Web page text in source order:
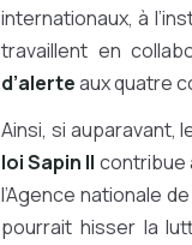
internationaux, à
travaillent en
d’alerteaux quatre
Ainsi, si auparavant,
loi Sapin II contribue
l’Agence nationale
pourrait hisser la